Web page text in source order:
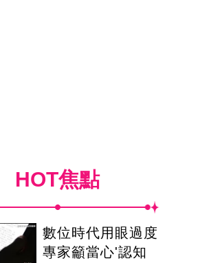
HOT焦點
數位時代用眼過度
專家籲當心'認知